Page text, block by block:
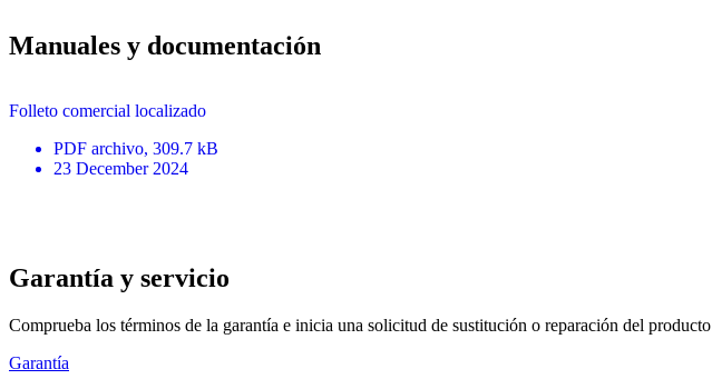
Manuales y documentación
Folleto comercial localizado
PDF archivo, 309.7 kB
23 December 2024
Garantía y servicio
Comprueba los términos de la garantía e inicia una solicitud de sustitución o reparación del producto
Garantía